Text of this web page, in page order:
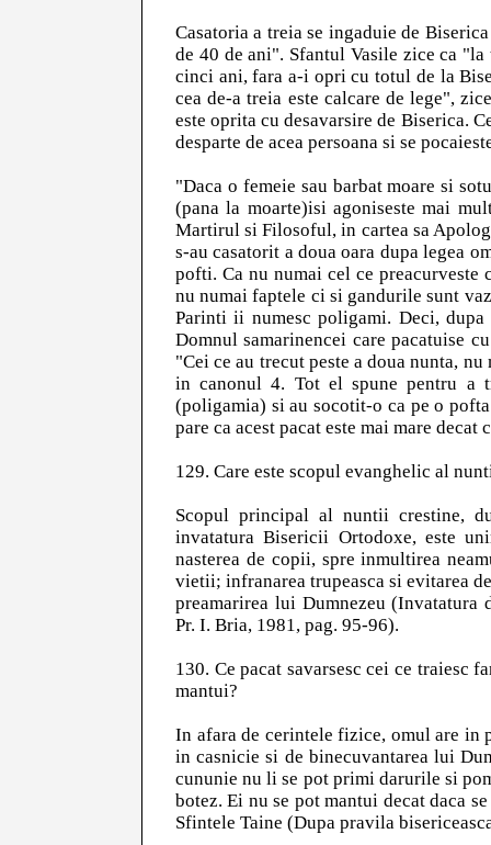
Casatoria a treia se ingaduie de
de 40 de ani". Sfantul Vasile zice ca
cinci ani, fara a-i opri cu totul de la
cea de-a treia este calcare de lege",
este oprita cu desavarsire de Biserica.
desparte de acea persoana si se
"Daca o femeie sau barbat moare si
(pana la moarte)isi agoniseste mai
Martirul si Filosoful, in cartea sa
s-au casatorit a doua oara dupa legea
pofti. Ca nu numai cel ce preacurveste
nu numai faptele ci si gandurile sunt
Parinti ii numesc poligami. Deci,
Domnul samarinencei care pacatuise
"Cei ce au trecut peste a doua nunta,
in canonul 4. Tot el spune pentru a
(poligamia) si au socotit-o ca pe o
pare ca acest pacat este mai mare
129. Care este scopul evanghelic al
Scopul principal al nuntii crestine,
invatatura Bisericii Ortodoxe, este
nasterea de copii, spre inmultirea
vietii; infranarea trupeasca si evitarea
preamarirea lui Dumnezeu
Pr. I. Bria, 1981, pag. 95-96).
130. Ce pacat savarsesc cei ce traiesc
mantui?
In afara de cerintele fizice, omul are in
in casnicie si de binecuvantarea lui
cununie nu li se pot primi darurile si
botez. Ei nu se pot mantui decat daca
Sfintele Taine (Dupa pravila